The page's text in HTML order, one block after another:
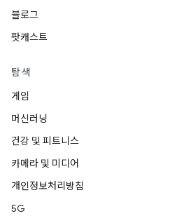
블로그
팟캐스트
탐색
게임
머신러닝
건강 및 피트니스
카메라 및 미디어
개인정보처리방침
5G